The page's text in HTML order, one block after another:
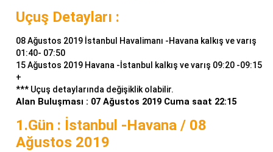
Uçuş Detayları :
08 Ağustos 2019 İstanbul Havalimanı -Havana kalkış ve varış
01:40- 07:50
15 Ağustos 2019 Havana -İstanbul kalkış ve varış 09:20 -09:15
+
*** Uçuş detaylarında değişiklik olabilir.
Alan Buluşması : 07 Ağustos 2019 Cuma saat 22:15
1.Gün : İstanbul -Havana / 08
Ağustos 2019